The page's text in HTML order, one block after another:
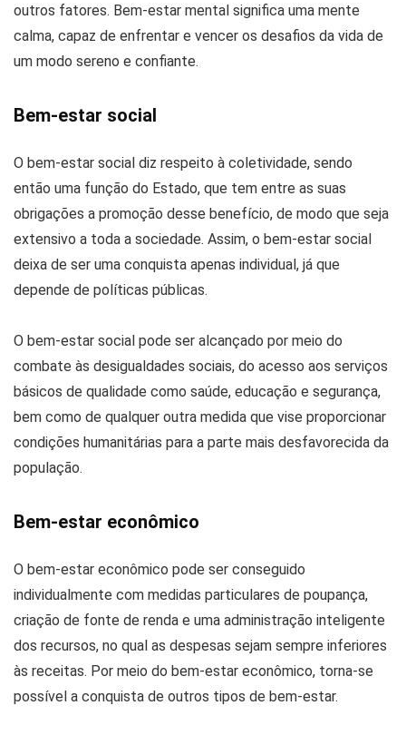
outros fatores. Bem-estar mental significa uma mente
calma, capaz de enfrentar e vencer os desafios da vida de
um modo sereno e confiante.
Bem-estar social
O bem-estar social diz respeito à coletividade, sendo
então uma função do Estado, que tem entre as suas
obrigações a promoção desse benefício, de modo que seja
extensivo a toda a sociedade. Assim, o bem-estar social
deixa de ser uma conquista apenas individual, já que
depende de políticas públicas.
O bem-estar social pode ser alcançado por meio do
combate às desigualdades sociais, do acesso aos serviços
básicos de qualidade como saúde, educação e segurança,
bem como de qualquer outra medida que vise proporcionar
condições humanitárias para a parte mais desfavorecida da
população.
Bem-estar econômico
O bem-estar econômico pode ser conseguido
individualmente com medidas particulares de poupança,
criação de fonte de renda e uma administração inteligente
dos recursos, no qual as despesas sejam sempre inferiores
às receitas. Por meio do bem-estar econômico, torna-se
possível a conquista de outros tipos de bem-estar.